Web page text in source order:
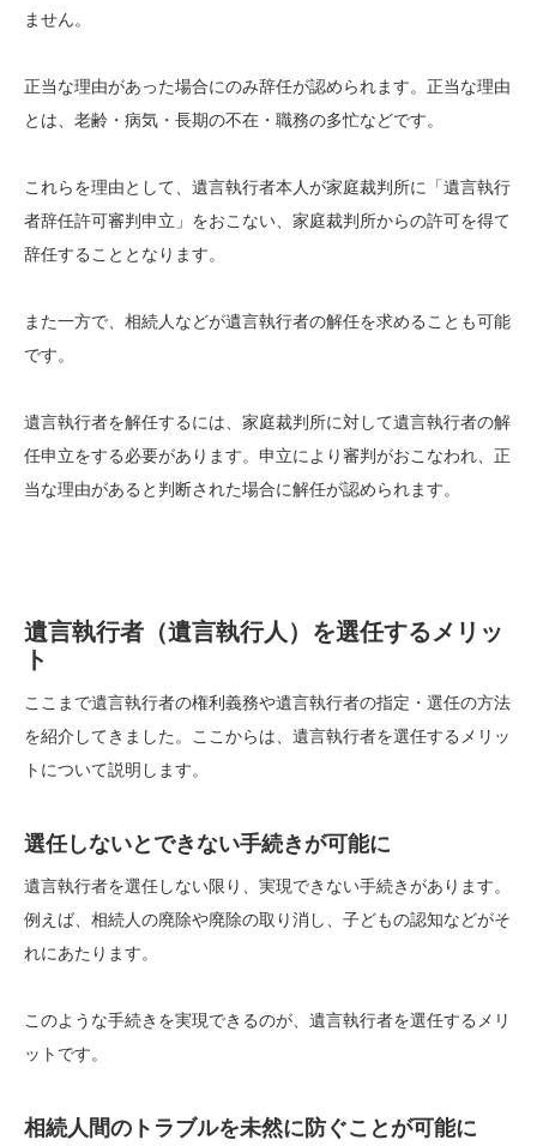
ません。
正当な理由があった場合にのみ辞任が認められます。正当な理由
とは、老齢・病気・長期の不在・職務の多忙などです。
これらを理由として、遺言執行者本人が家庭裁判所に「遺言執行
者辞任許可審判申立」をおこない、家庭裁判所からの許可を得て
辞任することとなります。
また一方で、相続人などが遺言執行者の解任を求めることも可能
です。
遺言執行者を解任するには、家庭裁判所に対して遺言執行者の解
任申立をする必要があります。申立により審判がおこなわれ、正
当な理由があると判断された場合に解任が認められます。
遺言執行者（遺言執行人）を選任するメリッ
ト
ここまで遺言執行者の権利義務や遺言執行者の指定・選任の方法
を紹介してきました。ここからは、遺言執行者を選任するメリッ
トについて説明します。
選任しないとできない手続きが可能に
遺言執行者を選任しない限り、実現できない手続きがあります。
例えば、相続人の廃除や廃除の取り消し、子どもの認知などがそ
れにあたります。
このような手続きを実現できるのが、遺言執行者を選任するメリ
ットです。
相続人間のトラブルを未然に防ぐことが可能に